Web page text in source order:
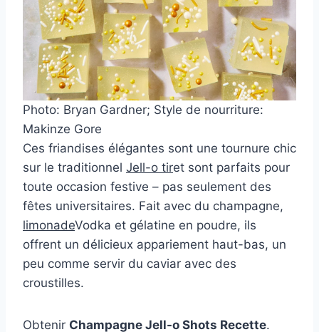
Photo: Bryan Gardner; Style de nourriture:
Makinze Gore
Ces friandises élégantes sont une tournure chic
sur le traditionnel Jell-o tiret sont parfaits pour
toute occasion festive – pas seulement des
fêtes universitaires. Fait avec du champagne,
limonadeVodka et gélatine en poudre, ils
offrent un délicieux appariement haut-bas, un
peu comme servir du caviar avec des
croustilles.
Obtenir Champagne Jell-o Shots Recette.